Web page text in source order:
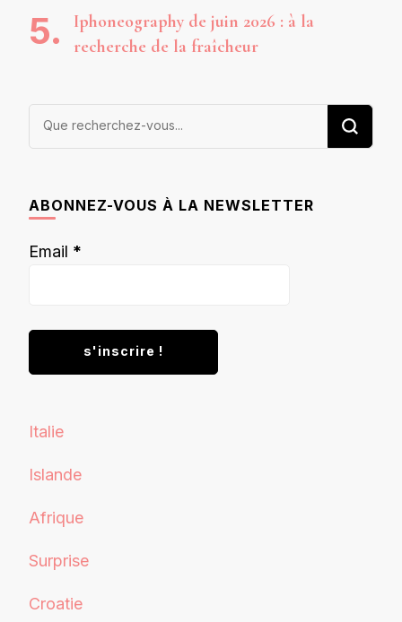
Iphoneography de juin 2026 : à la
recherche de la fraîcheur
Vous
ABONNEZ-VOUS À LA NEWSLETTER
Email *
Italie
Islande
Afrique
Surprise
Croatie